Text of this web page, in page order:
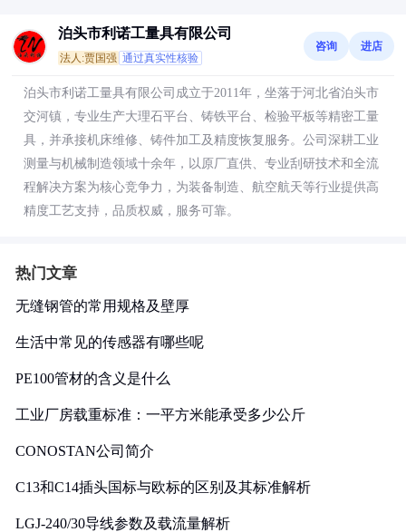
泊头市利诺工量具有限公司
法人:贾国强 通过真实性核验
咨询 进店
泊头市利诺工量具有限公司成立于2011年，坐落于河北省泊头市
交河镇，专业生产大理石平台、铸铁平台、检验平板等精密工量
具，并承接机床维修、铸件加工及精度恢复服务。公司深耕工业
测量与机械制造领域十余年，以原厂直供、专业刮研技术和全流
程解决方案为核心竞争力，为装备制造、航空航天等行业提供高
精度工艺支持，品质权威，服务可靠。
热门文章
无缝钢管的常用规格及壁厚
生活中常见的传感器有哪些呢
PE100管材的含义是什么
工业厂房载重标准：一平方米能承受多少公斤
CONOSTAN公司简介
C13和C14插头国标与欧标的区别及其标准解析
LGJ-240/30导线参数及载流量解析